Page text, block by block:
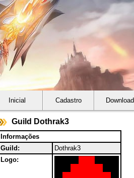
Inicial Cadastro Download
Guild Dothrak3
Informações
Guild:
Dothrak3
Logo: